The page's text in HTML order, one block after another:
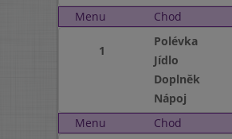
Menu
Chod
1
Polévka
Jídlo
Doplněk
Nápoj
Menu
Chod